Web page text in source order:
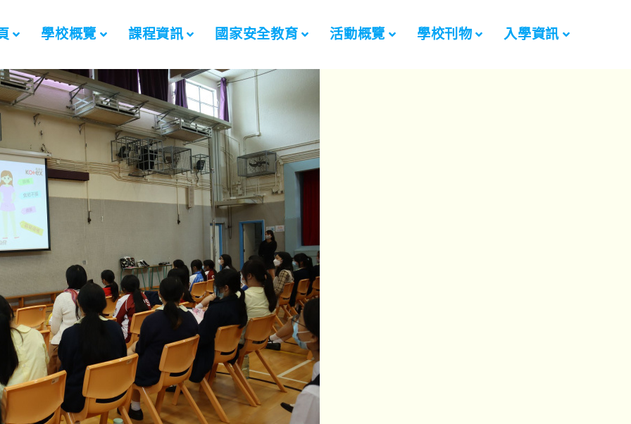
學校概覽 課程資訊 國家安全教育 活動概覽 學校刊物 入學資訊